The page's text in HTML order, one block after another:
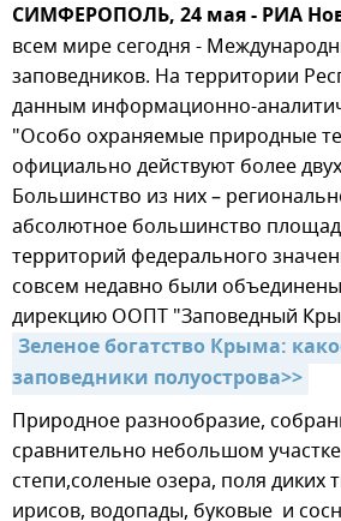
СИМФЕРОПОЛЬ, 24 мая - РИА
всем мире сегодня -
заповедников. На территории
данным информационно-
"Особо охраняемые природные
официально действуют более
Большинство из них –
абсолютное большинство
территорий федерального
совсем недавно были
дирекцию ООПТ "Заповедный
Зеленое богатство Крыма:
заповедники полуострова>>
Природное разнообразие,
сравнительно небольшом
степи,соленые озера, поля диких
ирисов, водопады, буковые и